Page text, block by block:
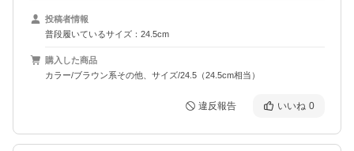
投稿者情報
普段履いているサイズ：24.5cm
購入した商品
カラー/ブラウン系その他、サイズ/24.5（24.5cm相当）
違反報告 いいね 0